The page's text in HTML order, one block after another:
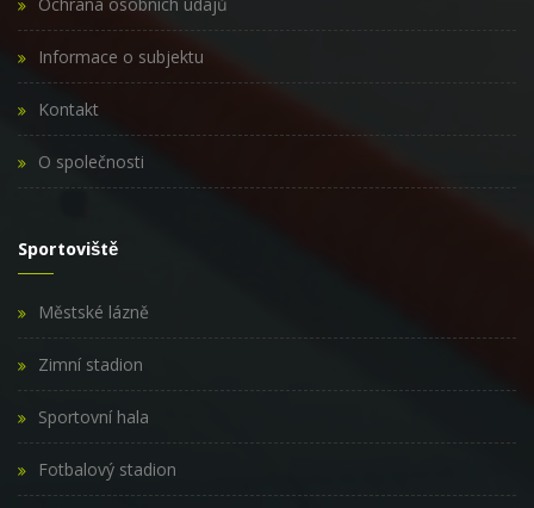
Informace o subjektu
Kontakt
O společnosti
Sportoviště
Městské lázně
Zimní stadion
Sportovní hala
Fotbalový stadion